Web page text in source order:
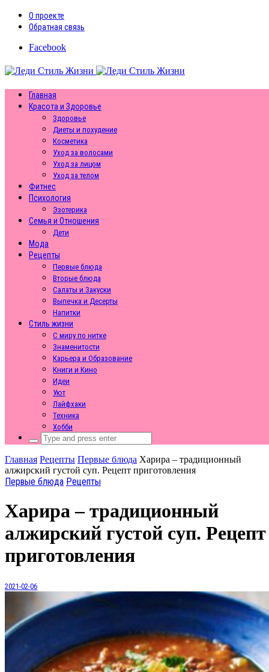
О проекте
Обратная связь
Facebook
Главная
Красота и Здоровье
Здоровье
Диеты и похудение
Косметика
Уход за волосами
Уход за лицом
Уход за телом
Фитнес
Психология
Эзотерика
Семья и Отношения
Дети
Мода
Рецепты
Первые блюда
Вторые блюда
Салаты и Закуски
Выпечка и Десерты
Напитки
Стиль жизни
С миру по нитке
Знаменитости
Карьера и Образование
Книги и Кино
Идеи
Уют
Лайфхаки
Техника
Хобби
Search
for:
Главная Рецепты Первые блюда Харира – традиционный
алжирский густой суп. Рецепт приготовления
Первые блюда Рецепты
Харира – традиционный
алжирский густой суп. Рецепт
приготовления
2021-02-06